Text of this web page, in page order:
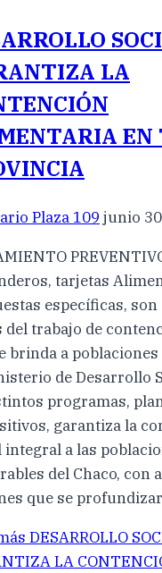
LA
EN
Plaza 109 junio
tarjetas
específicas, son
del trabajo de
brinda a
de Desarrollo
programas,
garantiza la
integral a las
del Chaco, con
que se
DESARROLLO
LA